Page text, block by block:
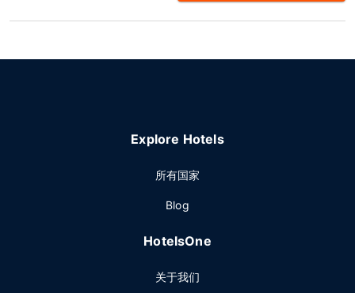
Explore Hotels
所有国家
Blog
HotelsOne
关于我们